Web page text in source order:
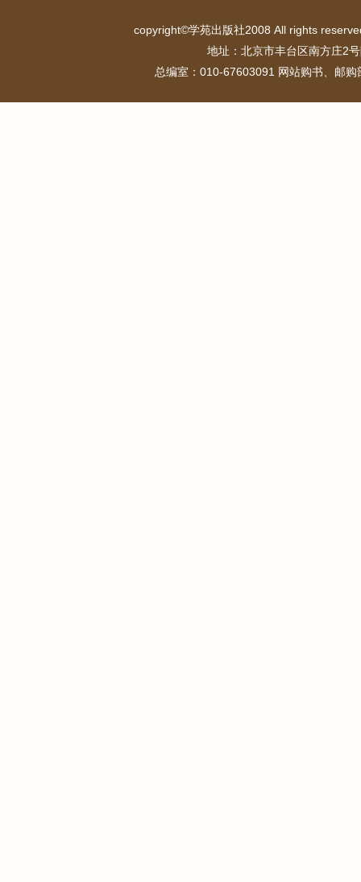
copyright©学苑出版社2008 All rights
地址：北京市丰台区南方庄2
总编室：010-67603091 网站购书、邮